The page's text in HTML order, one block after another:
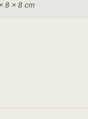
8 × 8 cm